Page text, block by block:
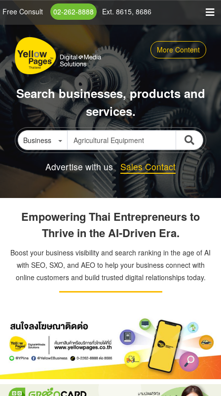
content
Free Consult 02-262-8888 Ext. 8615, 8686
More Content
Search businesses, products and
services.
Business
Advertise with us Sales Contact
Empowering Thai Entrepreneurs to
Thrive in the AI-Driven Era.
Boost your business visibility and search ranking in the age of AI
with SEO, SXO, and AEO to help your business connect with
online customers and build trusted digital relationships today.